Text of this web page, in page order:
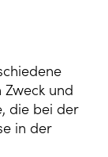
und
die bei der
in der